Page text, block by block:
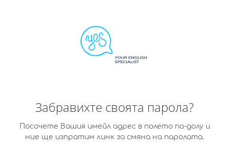
Забравихте своята парола?
Посочете Вашия имейл адрес в полето по-долу и
ние ще изпратим линк за смяна на паролата.